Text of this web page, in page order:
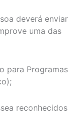
deverá enviar
uma das
para Programas
reconhecidos